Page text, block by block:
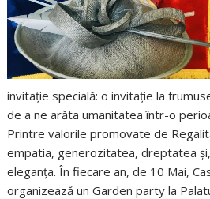
invitație specială: o invitație la
de a ne arăta umanitatea într-o
Printre valorile promovate de
empatia, generozitatea, dreptatea
eleganța. În fiecare an, de 10 Mai,
organizează un Garden party la